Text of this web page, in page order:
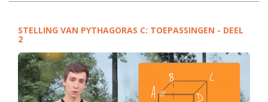
STELLING VAN PYTHAGORAS C: TOEPASSINGEN - DEEL
2